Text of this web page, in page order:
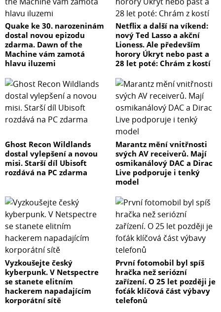
Quake ke 30. narozeninám
dostal novou epizodu
zdarma. Dawn of the
Machine vám zamotá
hlavu iluzemi
Netflix a další na víkend:
nový Ted Lasso a akční
Lioness. Ale především
horory Úkryt nebo past a
28 let poté: Chrám z kostí
Ghost Recon Wildlands
dostal vylepšení a novou
misi. Starší díl Ubisoft
rozdává na PC zdarma
Marantz mění vnitřnosti
svých AV receiverů. Mají
osmikanálový DAC a Dirac
Live podporuje i tenký
model
Vyzkoušejte český
kyberpunk. V Netspectre
se stanete elitním
hackerem napadajícím
korporátní sítě
První fotomobil byl spíš
hračka než seriózní
zařízení. O 25 let později je
foťák klíčová část výbavy
telefonů